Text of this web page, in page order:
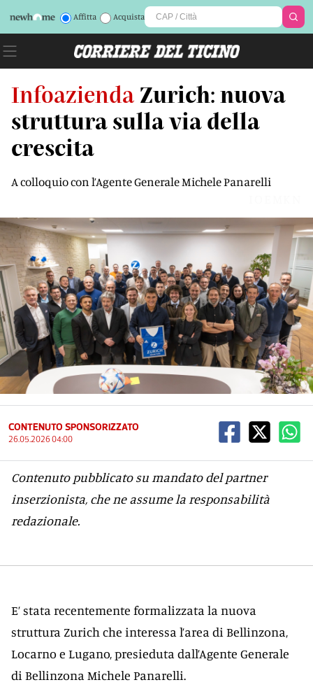
Affitta Acquista
Infoazienda Zurich: nuova
struttura sulla via della
crescita
A colloquio con l’Agente Generale Michele Panarelli
CONTENUTO SPONSORIZZATO
26.05.2026 04:00
Contenuto pubblicato su mandato del partner
inserzionista, che ne assume la responsabilità
redazionale.
E’ stata recentemente formalizzata la nuova
struttura Zurich che interessa l’area di Bellinzona,
Locarno e Lugano, presieduta dall’Agente Generale
di Bellinzona Michele Panarelli.